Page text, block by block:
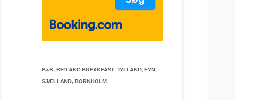
B&B, BED AND BREAKFAST. JYLLAND, FYN,
SJÆLLAND, BORNHOLM